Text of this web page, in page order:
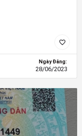
Ngày Đăng:
28/06/2023